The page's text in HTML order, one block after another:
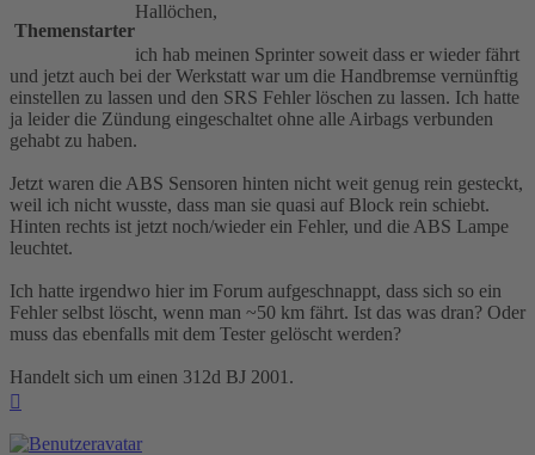
Themenstarter
Hallöchen,
ich hab meinen Sprinter soweit dass er wieder fährt
und jetzt auch bei der Werkstatt war um die Handbremse vernünftig
einstellen zu lassen und den SRS Fehler löschen zu lassen. Ich hatte
ja leider die Zündung eingeschaltet ohne alle Airbags verbunden
gehabt zu haben.
Jetzt waren die ABS Sensoren hinten nicht weit genug rein gesteckt,
weil ich nicht wusste, dass man sie quasi auf Block rein schiebt.
Hinten rechts ist jetzt noch/wieder ein Fehler, und die ABS Lampe
leuchtet.
Ich hatte irgendwo hier im Forum aufgeschnappt, dass sich so ein
Fehler selbst löscht, wenn man ~50 km fährt. Ist das was dran? Oder
muss das ebenfalls mit dem Tester gelöscht werden?
Handelt sich um einen 312d BJ 2001.